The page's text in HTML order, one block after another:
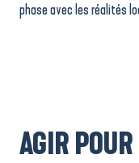
phase avec les réalités
AGIR